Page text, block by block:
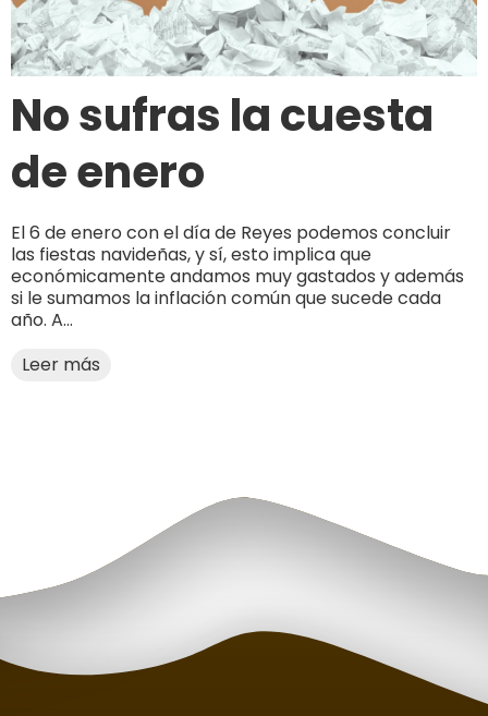
No sufras la cuesta
de enero
El 6 de enero con el día de Reyes podemos concluir
las fiestas navideñas, y sí, esto implica que
económicamente andamos muy gastados y además
si le sumamos la inflación común que sucede cada
año. A...
Leer más